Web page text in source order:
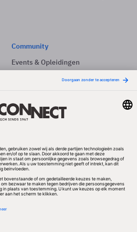
Community
Events & Opleidingen
Nieuwsbrieven